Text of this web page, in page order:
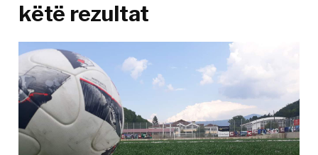
këtë rezultat